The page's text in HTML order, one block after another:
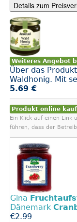
Details zum
Weiteres Angebot
Über das
Waldhonig. Mit
5.69 €
Produkt online
Ein Klick auf einen Link
führen, dass der
Gina
Dänemark
€2.99